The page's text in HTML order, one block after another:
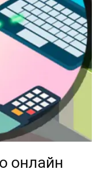
онлайн